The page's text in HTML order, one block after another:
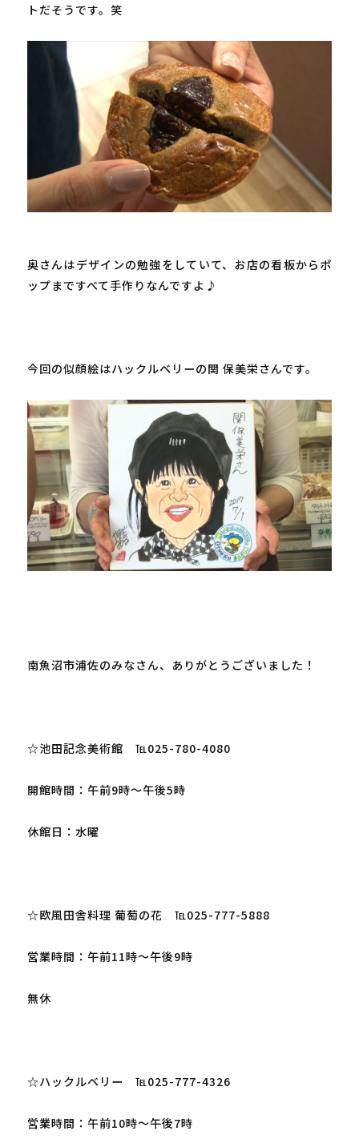
トだそうです。笑
奥さんはデザインの勉強をしていて、お店の看板からポ
ップまですべて手作りなんですよ♪
今回の似顔絵はハックルベリーの関 保美栄さんです。
南魚沼市浦佐のみなさん、ありがとうございました！
☆池田記念美術館　℡025-780-4080
開館時間：午前9時～午後5時
休館日：水曜
☆欧風田舎料理 葡萄の花　℡025-777-5888
営業時間：午前11時～午後9時
無休
☆ハックルベリー　℡025-777-4326
営業時間：午前10時～午後7時